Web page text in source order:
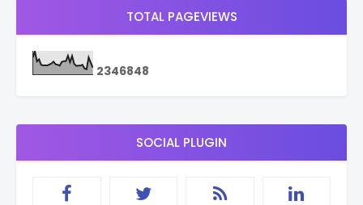
TOTAL PAGEVIEWS
2346848
SOCIAL PLUGIN